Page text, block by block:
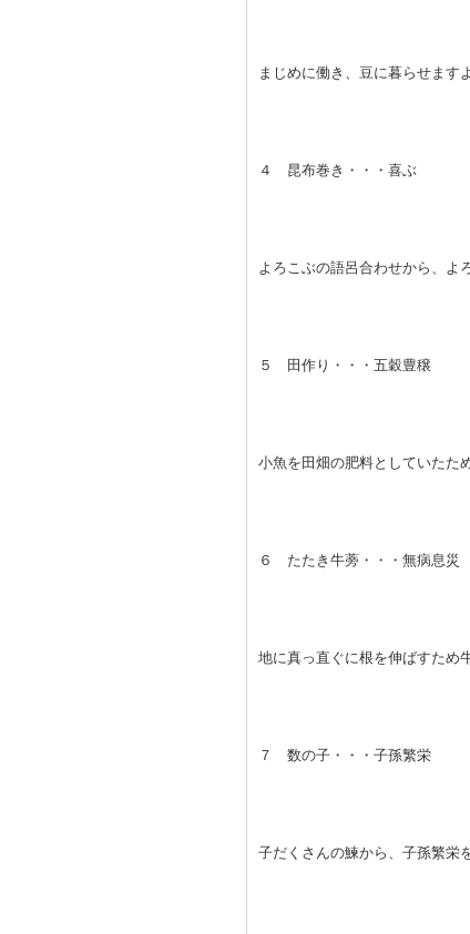
まじめに働き、豆に暮らせます
４ 昆布巻き・・・喜ぶ
よろこぶの語呂合わせから、よ
５ 田作り・・・五穀豊穣
小魚を田畑の肥料としていたた
６ たたき牛蒡・・・無病息災
地に真っ直ぐに根を伸ばすため
７ 数の子・・・子孫繁栄
子だくさんの鰊から、子孫繁栄